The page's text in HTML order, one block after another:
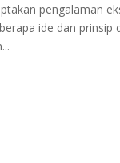
pengalaman
ide dan